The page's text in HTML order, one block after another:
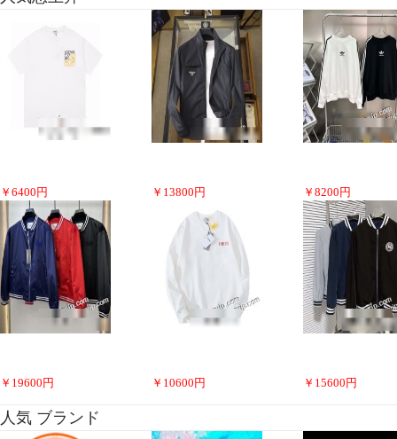
￥ 6400 円 ￥ 13800 円 ￥ 8200 円
￥ 19600 円 ￥ 10600 円 ￥ 15600 円
人気 ブランド